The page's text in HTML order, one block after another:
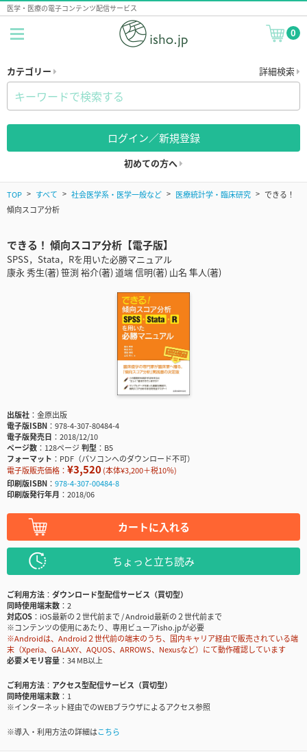
医学・医療の電子コンテンツ配信サービス
0
カテゴリー 詳細検索
ログイン／新規登録
初めての方へ
TOP すべて 社会医学系・医学一般など 医療統計学・臨床研究
できる！
傾向スコア分析
できる！ 傾向スコア分析【電子版】
SPSS，Stata，Rを用いた必勝マニュアル
康永 秀生(著) 笹渕 裕介(著) 道端 信明(著) 山名 隼人(著)
出版社
金原出版
電子版ISBN
978-4-307-80484-4
電子版発売日
2018/12/10
ページ数
128ページ判型
B5
フォーマット
PDF（パソコンへのダウンロード不可）
電子版販売価格： ¥3,520(本体¥3,200＋税10％)
印刷版ISBN
978-4-307-00484-8
印刷版発行年月
2018/06
カートに入れる
ちょっと立ち読み
ご利用方法
ダウンロード型配信サービス（買切型）
同時使用端末数
2
対応OS
iOS最新の２世代前まで / Android最新の２世代前まで
※コンテンツの使用にあたり、専用ビューアisho.jpが必要
※Androidは、Android２世代前の端末のうち、国内キャリア経由で販売されている端
末（Xperia、GALAXY、AQUOS、ARROWS、Nexusなど）にて動作確認しています
必要メモリ容量
34 MB以上
ご利用方法
アクセス型配信サービス（買切型）
同時使用端末数
1
※インターネット経由でのWEBブラウザによるアクセス参照
※導入・利用方法の詳細はこちら